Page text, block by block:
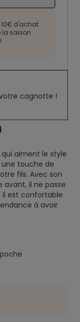
10€ d'achat
la saison
cagnotte !
aiment le style
touche de
fils. Avec son
avant, il ne passe
il est confortable
à avoir